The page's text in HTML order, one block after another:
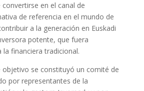
en el canal de
de referencia en el mundo de
a la generación en Euskadi
potente, que fuera
financiera tradicional.
objetivo se constituyó un comité de
por representantes de la